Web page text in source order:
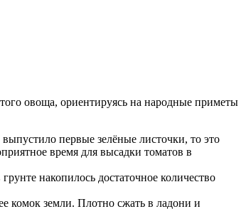
овоща, ориентируясь на народные приметы
первые зелёные листочки, то это
время для высадки томатов в
накопилось достаточное количество
комок земли. Плотно сжать в ладони и